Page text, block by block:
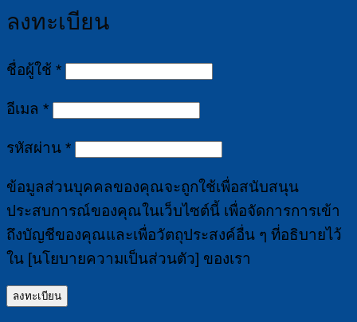
ลงทะเบียน
ชื่อผู้ใช้ *ต้องการ
อีเมล *ต้องการ
รหัสผ่าน *ต้องการ
ข้อมูลส่วนบุคคลของคุณจะถูกใช้เพื่อสนับสนุน
ประสบการณ์ของคุณในเว็บไซต์นี้ เพื่อจัดการการเข้า
ถึงบัญชีของคุณและเพื่อวัตถุประสงค์อื่น ๆ ที่อธิบายไว้
ใน [นโยบายความเป็นส่วนตัว] ของเรา
ลงทะเบียน